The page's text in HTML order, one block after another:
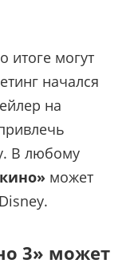
итоге могут
начался
на
В любому
может
3» может